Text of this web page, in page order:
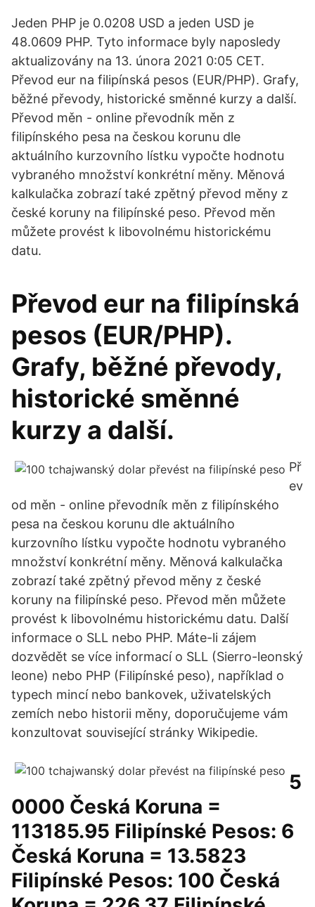
Jeden PHP je 0.0208 USD a jeden USD je
48.0609 PHP. Tyto informace byly naposledy
aktualizovány na 13. února 2021 0:05 CET.
Převod eur na filipínská pesos (EUR/PHP). Grafy,
běžné převody, historické směnné kurzy a další.
Převod měn - online převodník měn z
filipínského pesa na českou korunu dle
aktuálního kurzovního lístku vypočte hodnotu
vybraného množství konkrétní měny. Měnová
kalkulačka zobrazí také zpětný převod měny z
české koruny na filipínské peso. Převod měn
můžete provést k libovolnému historickému
datu.
Převod eur na filipínská
pesos (EUR/PHP).
Grafy, běžné převody,
historické směnné
kurzy a další.
Př
ev
od měn - online převodník měn z filipínského
pesa na českou korunu dle aktuálního
kurzovního lístku vypočte hodnotu vybraného
množství konkrétní měny. Měnová kalkulačka
zobrazí také zpětný převod měny z české
koruny na filipínské peso. Převod měn můžete
provést k libovolnému historickému datu. Další
informace o SLL nebo PHP. Máte-li zájem
dozvědět se více informací o SLL (Sierro-leonský
leone) nebo PHP (Filipínské peso), například o
typech mincí nebo bankovek, uživatelských
zemích nebo historii měny, doporučujeme vám
konzultovat související stránky Wikipedie.
5
0000 Česká Koruna =
113185.95 Filipínské Pesos: 6
Česká Koruna = 13.5823
Filipínské Pesos: 100 Česká